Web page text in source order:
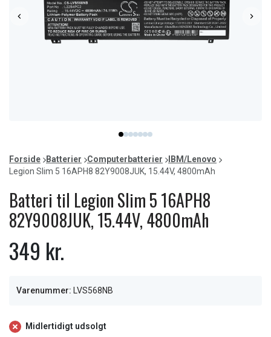
item
0
item
1
item
2
item
3
item
4
item
5
item
6
of
7
Forside Batterier Computerbatterier
IBM/Lenovo
Legion Slim 5 16APH8 82Y9008JUK, 15.44V, 4800mAh
Batteri til Legion Slim 5 16APH8
82Y9008JUK, 15.44V, 4800mAh
349 kr.
Varenummer: LVS568NB
Midlertidigt udsolgt